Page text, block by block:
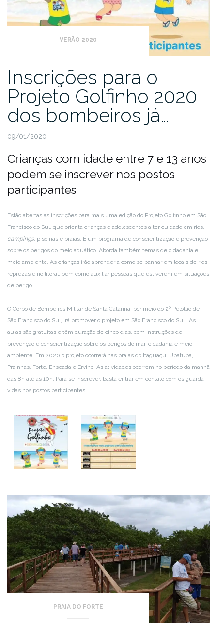
VERÃO 2020
Inscrições para o
Projeto Golfinho 2020
dos bombeiros já…
09/01/2020
Crianças com idade entre 7 e 13 anos
podem se inscrever nos postos
participantes
Estão abertas as inscrições para mais uma edição do Projeto Golfinho em São
Francisco do Sul, que orienta crianças e adolescentes a ter cuidado em rios,
campings, piscinas e praias. É um programa de conscientização e prevenção
sobre os perigos do meio aquático. Aborda também temas de cidadania e
meio ambiente. As crianças irão aprender a como se banhar em locais de rios,
reprezas e no litoral, bem como auxiliar pessoas que estiverem em situações
de perigo.
O Corpo de Bombeiros Militar de Santa Catarina, por meio do 2º Pelotão de
São Francisco do Sul, irá promover o projeto em São Francisco do Sul. As
aulas são gratuitas e têm duração de cinco dias, com instruções de
prevenção e conscientização sobre os perigos do mar, cidadania e meio
ambiente. Em 2020 o projeto ocorrerá nas praias do Itaguaçu, Ubatuba,
Prainhas, Forte, Enseada e Ervino. As atividades ocorrem no período da manhã
das 8h até às 10h. Para se inscrever, basta entrar em contato com os guarda-
vidas nos postos participantes.
PRAIA DO FORTE